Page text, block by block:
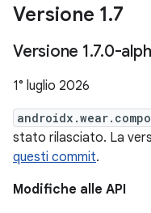
Versione 1.7
Versione 1.7.0-
1° luglio 2026
stato rilasciato. La
questi commit.
Modifiche alle API